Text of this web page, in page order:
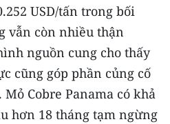
USD/tấn trong bối
vẫn còn nhiều thận
nguồn cung cho thấy
cũng góp phần củng cố
Cobre Panama có khả
hơn 18 tháng tạm ngừng